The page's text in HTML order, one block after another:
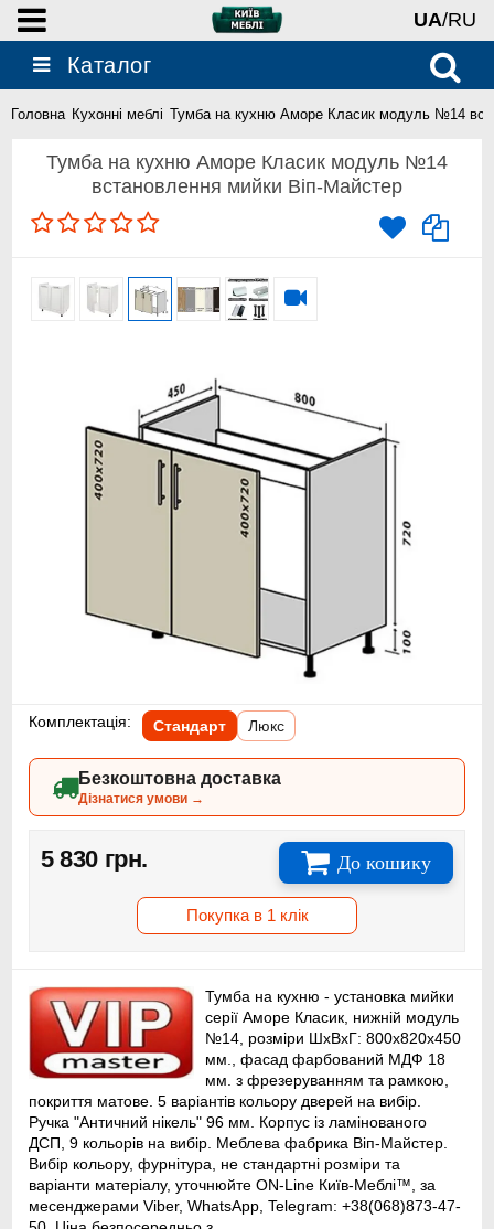
UA/RU
Каталог
Головна Кухонні меблі Тумба на кухню Аморе Класик модуль №14
Тумба на кухню Аморе Класик модуль №14
встановлення мийки Віп-Майстер
Комплектація: Стандарт Люкс
Безкоштовна доставка
Дізнатися умови →
5 830 грн. До кошику
Покупка в 1 клік
Тумба на кухню - установка мийки
серії Аморе Класик, нижній модуль
№14, розміри ШхВхГ: 800х820х450
мм., фасад фарбований МДФ 18
мм. з фрезеруванням та рамкою,
покриття матове. 5 варіантів кольору дверей на вибір.
Ручка "Античний нікель" 96 мм. Корпус із ламінованого
ДСП, 9 кольорів на вибір. Меблева фабрика Віп-Майстер.
Вибір кольору, фурнітура, не стандартні розміри та
варіанти матеріалу, уточнюйте ON-Line Київ-Меблі™, за
месенджерами Viber, WhatsApp, Telegram: +38(068)873-47-